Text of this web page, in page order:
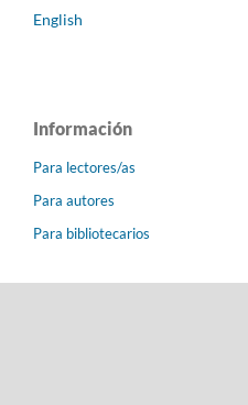
English
Información
Para lectores/as
Para autores
Para bibliotecarios